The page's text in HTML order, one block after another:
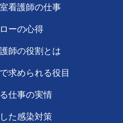
看護師の仕事
ーの心得
師の役割とは
求められる役目
仕事の実情
た感染対策